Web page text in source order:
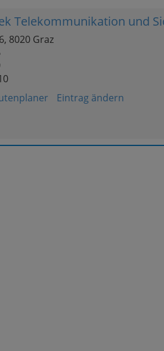
Telekommunikation und
8020 Graz
Eintrag ändern